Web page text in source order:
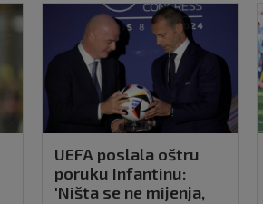
UEFA poslala oštru
poruku Infantinu:
'Ništa se ne mijenja,